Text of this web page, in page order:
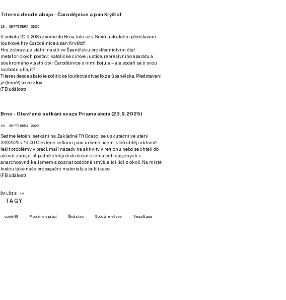
Títeres desde abajo - Čarodějnice a pan Kryštof
19. SEPTEMBRA 2025
V sobotu 20. 9. 2025 zveme do Brna, kde se v Sibiři uskuteční představení
loutkové hry Čarodějnice a pan Kryštof.
Hra zobrazuje státní násilí ve Španělsku prostřednictvím čtyř
metaforických postav: katolické církve, justice, represivního aparátu a
soukromého vlastnictví. Čarodějnice s nimi bojuje – ale podaří se jí svou
svobodu uhájit?
Títeres desde abajo je politické loutkové divadlo ze Španělska. Představení
je (téměř) beze zlov.
(FB událost)
Brno - Otevřené setkání svazu Priama akcia (23.9.2025)
19. SEPTEMBRA 2025
Sedmé letošní setkání na Základně Tři Ocásci se uskuteční ve uterý
23.9.2025 v 19:00. Otevřené setkání jsou určené lidem, kteří chtějí aktivně
řešit problémy v práci, mají nápady na aktivity v regionu nebo se chtějí do
aktivit zapojit, případně chtějí diskutovat o tématech spojených s
anarchosyndikalismem a poznat podobně smýšlející lidi z okolí. Na místě
budou také naše propagační materiály a publikace.
(FB událost)
ĎALŠIE >>
TAGY
covid-19 Problémy v práci Školstvo Solidárne výzvy VegaNana